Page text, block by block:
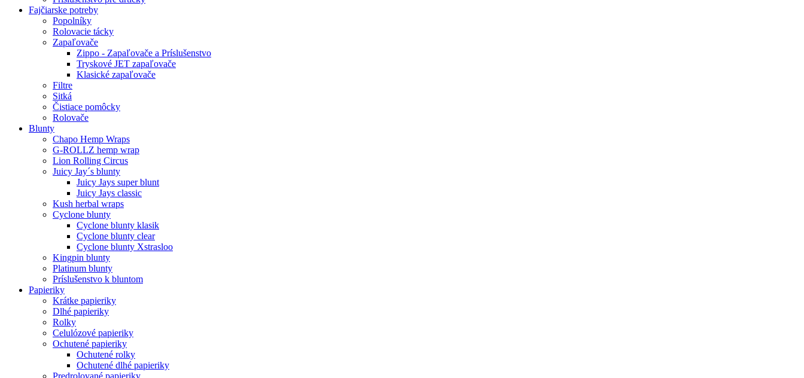
Fajčiarske potreby
Popolníky
Rolovacie tácky
Zapaľovače
Zippo - Zapaľovače a Príslušenstvo
Tryskové JET zapaľovače
Klasické zapaľovače
Filtre
Sitká
Čistiace pomôcky
Rolovače
Blunty
Chapo Hemp Wraps
G-ROLLZ hemp wrap
Lion Rolling Circus
Juicy Jay´s blunty
Juicy Jays super blunt
Juicy Jays classic
Kush herbal wraps
Cyclone blunty
Cyclone blunty klasik
Cyclone blunty clear
Cyclone blunty Xstrasloo
Kingpin blunty
Platinum blunty
Príslušenstvo k bluntom
Papieriky
Krátke papieriky
Dlhé papieriky
Rolky
Celulózové papieriky
Ochutené papieriky
Ochutené rolky
Ochutené dlhé papieriky
Predrolované papieriky